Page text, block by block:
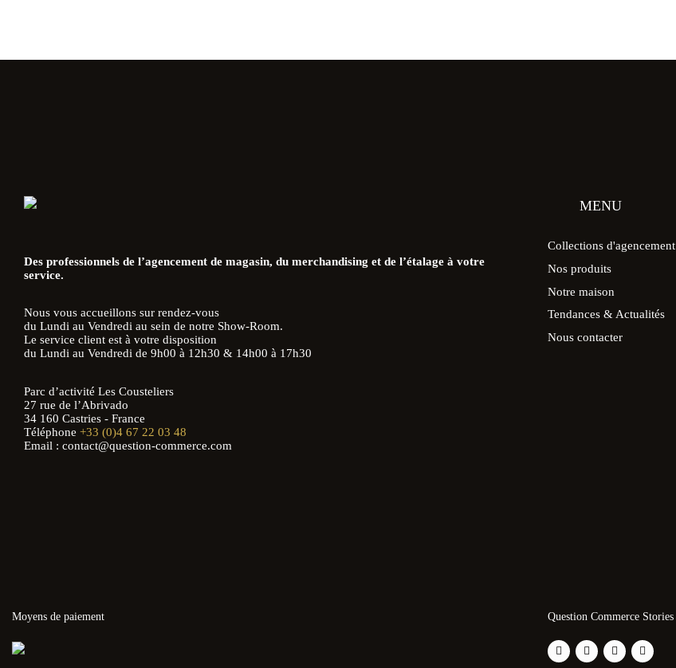
Des professionnels de l’agencement de magasin, du merchandising et de l’étalage à votre
service.
Nous vous accueillons sur rendez-vous
du Lundi au Vendredi au sein de notre Show-Room.
Le service client est à votre disposition
du Lundi au Vendredi de 9h00 à 12h30 & 14h00 à 17h30
Parc d’activité Les Cousteliers
27 rue de l’Abrivado
34 160 Castries - France
Téléphone +33 (0)4 67 22 03 48
Email : contact@question-commerce.com
MENU
Collections d'agencement
Nos produits
Notre maison
Tendances & Actualités
Nous contacter
Moyens de paiement Question Commerce Stories